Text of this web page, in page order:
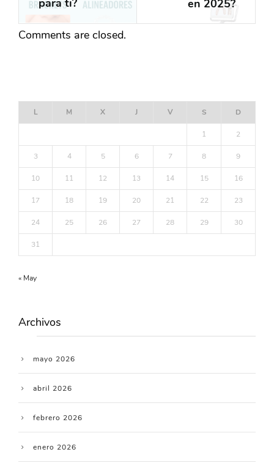
para ti? en 2025?
Comments are closed.
L M X J V S D
1 2
3 4 5 6 7 8 9
10 11 12 13 14 15 16
17 18 19 20 21 22 23
24 25 26 27 28 29 30
31
« May
Archivos
mayo 2026
abril 2026
febrero 2026
enero 2026